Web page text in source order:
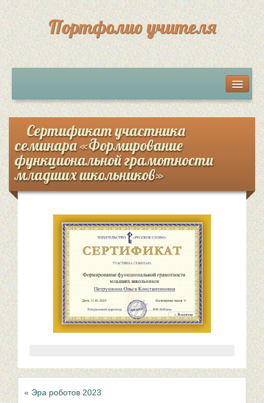
Портфолио учителя
Грамоты, дипломы, сертификаты
Достижения учеников
Обратная связь
Сертификат участника
семинара «Формирование
функциональной грамотности
младших школьников»
« Эра роботов 2023